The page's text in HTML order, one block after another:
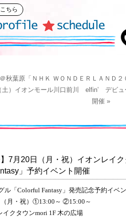
ちら
秋葉原「ＮＨＫ ＷＯＮＤＥＲＬＡＮＤ
土）イオンモール川口前川 elfin’ デビュ
開催 »
】7月20日（月・祝）イオンレ
」予約イベント開催
ル「Colorful Fantasy」発売記念予約イベ
月・祝）①13:00～ ②15:00～
イクタウンmori 1F 木の広場